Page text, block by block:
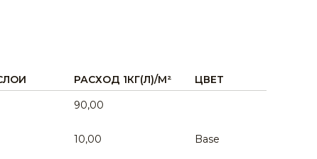
90,00
РАСХОД 1КГ(Л)/М²
10,00
ЦВЕТ
Base